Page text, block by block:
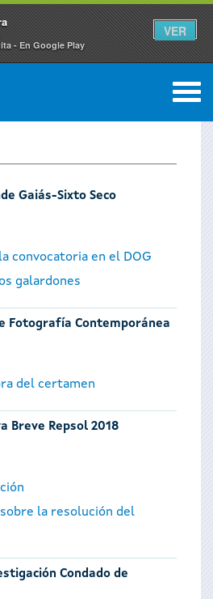
- En Google Play
VER
0
Gaiás-Sixto Seco
convocatoria en el DOG
galardones
Fotografía Contemporánea
del certamen
Breve Repsol 2018
la resolución del
Condado de